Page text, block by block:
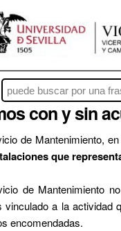
con y sin
de Mantenimiento,
que
de Mantenimiento
vinculado a la actividad
encomendadas.